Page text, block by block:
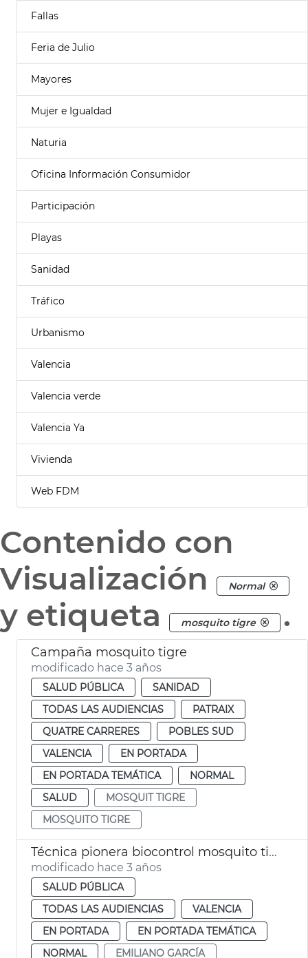
Fallas
Feria de Julio
Mayores
Mujer e Igualdad
Naturia
Oficina Información Consumidor
Participación
Playas
Sanidad
Tráfico
Urbanismo
Valencia
Valencia verde
Valencia Ya
Vivienda
Web FDM
Contenido con
Visualización
Normal
y etiqueta mosquito tigre .
Campaña mosquito tigre
modificado hace 3 años
SALUD PÚBLICA
SANIDAD
TODAS LAS AUDIENCIAS
PATRAIX
QUATRE CARRERES
POBLES SUD
VALENCIA
EN PORTADA
EN PORTADA TEMÁTICA
NORMAL
SALUD
MOSQUIT TIGRE
MOSQUITO TIGRE
Técnica pionera biocontrol mosquito tigre
modificado hace 3 años
SALUD PÚBLICA
TODAS LAS AUDIENCIAS
VALENCIA
EN PORTADA
EN PORTADA TEMÁTICA
NORMAL
EMILIANO GARCÍA